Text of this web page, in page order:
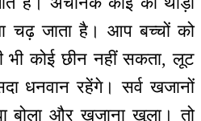
चढ़ जाता है। आप बच्चों को
भी कोई छीन नहीं सकता, लूट
धनवान रहेंगे। सर्व खजानों
बोला और खजाना खुला। तो